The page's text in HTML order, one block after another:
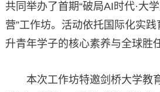
共同举办了首期“破局AI时代·大
营”工作坊。活动依托国际化实
升青年学子的核心素养与全球胜
本次工作坊特邀剑桥大学教